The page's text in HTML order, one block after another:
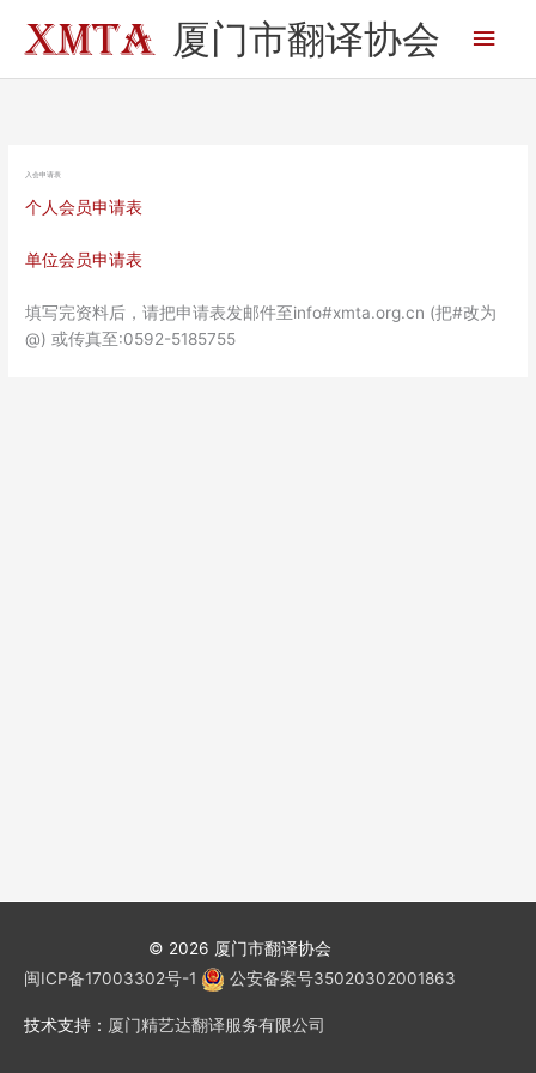
厦门市翻译协会
主
菜
入会申请表
个人会员申请表
单位会员申请表
填写完资料后，请把申请表发邮件至info#xmta.org.cn (把#改为
@) 或传真至:0592-5185755
© 2026 厦门市翻译协会
闽ICP备17003302号-1
公安备案号35020302001863
技术支持： 厦门精艺达翻译服务有限公司